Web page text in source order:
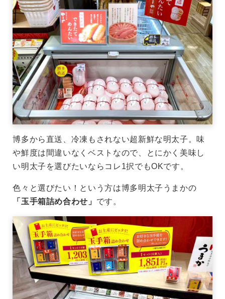
博多から直送、冷凍もされない超新鮮な明太子。味
や鮮度は間違いなくベストなので、とにかく美味し
い明太子を選びたいならコレ1択でもOKです。
色々と選びたい！という方は博多明太子うまかの
「玉手箱詰め合わせ」 です。